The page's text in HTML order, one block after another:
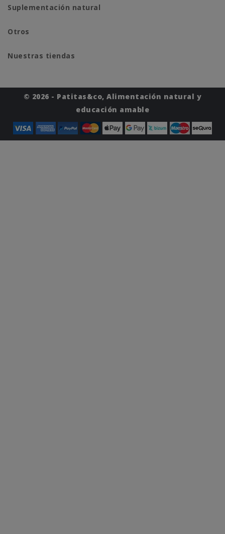
Suplementación natural
Otros
Nuestras tiendas
© 2026 - Patitas&co, Alimentación natural y
educación amable